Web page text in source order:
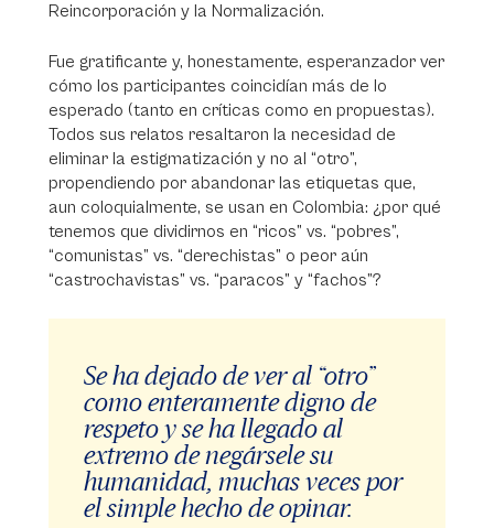
Reincorporación y la Normalización.
Fue gratificante y, honestamente, esperanzador ver
cómo los participantes coincidían más de lo
esperado (tanto en críticas como en propuestas).
Todos sus relatos resaltaron la necesidad de
eliminar la estigmatización y no al “otro”,
propendiendo por abandonar las etiquetas que,
aun coloquialmente, se usan en Colombia: ¿por qué
tenemos que dividirnos en “ricos” vs. “pobres”,
“comunistas” vs. “derechistas” o peor aún
“castrochavistas” vs. “paracos” y “fachos”?
Se ha dejado de ver al “otro”
como enteramente digno de
respeto y se ha llegado al
extremo de negársele su
humanidad, muchas veces por
el simple hecho de opinar.